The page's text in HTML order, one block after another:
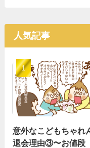
人気記事
意外なこどもちゃれ
退会理由③〜お値段